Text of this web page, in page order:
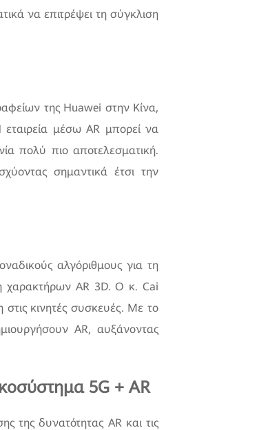
να επιτρέψει τη σύγκλιση
της Huawei στην Κίνα,
μέσω AR μπορεί να
πολύ πιο αποτελεσματική.
σημαντικά έτσι την
αλγόριθμους για τη
χαρακτήρων AR 3D. Ο κ. Cai
κινητές συσκευές. Με το
AR, αυξάνοντας
5G + AR
της δυνατότητας AR και τις